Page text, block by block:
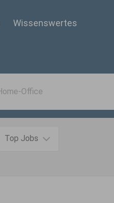
Wissenswertes
Top Jobs